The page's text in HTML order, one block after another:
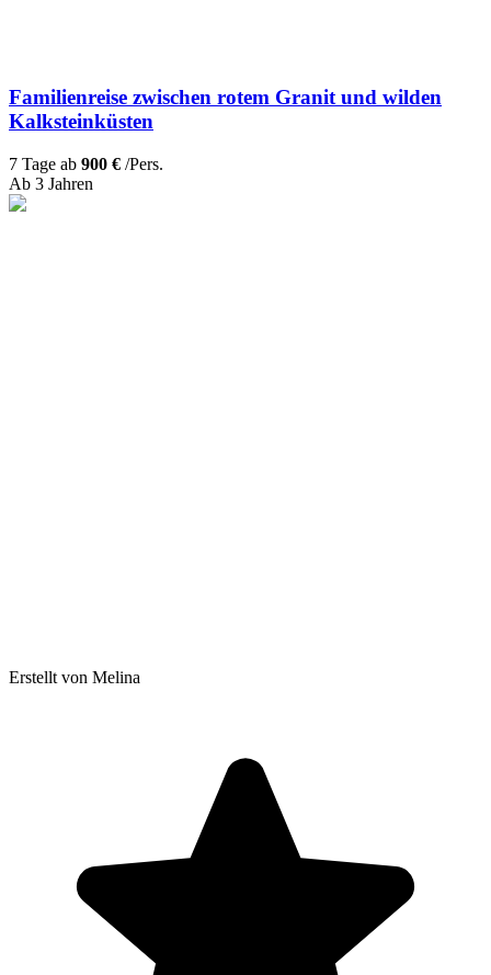
Familienreise zwischen rotem Granit und wilden
Kalksteinküsten
7 Tage ab 900 € /Pers.
Ab 3 Jahren
Erstellt von Melina